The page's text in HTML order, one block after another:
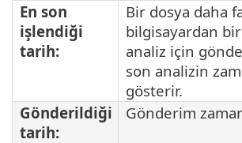
En son
işlendiği
tarih:
Bir dosya daha
bilgisayardan
analiz için
son analizin
gösterir.
Gönderildiği
tarih:
Gönderim